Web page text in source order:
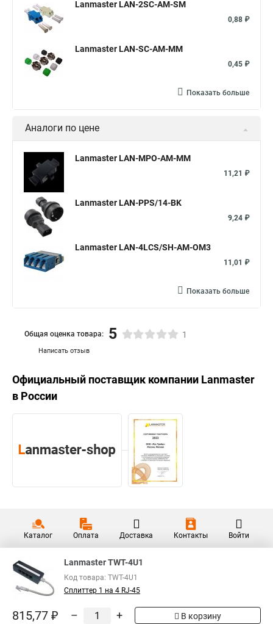
Lanmaster LAN-2SC-AM-SM
0,88 ₽
Lanmaster LAN-SC-AM-MM
0,45 ₽
Показать больше
Аналоги по цене
Lanmaster LAN-MPO-AM-MM
11,21 ₽
Lanmaster LAN-PPS/14-BK
9,24 ₽
Lanmaster LAN-4LCS/SH-AM-OM3
11,01 ₽
Показать больше
Написать отзыв
Общая оценка товара: 5 1
Официальный поставщик компании Lanmaster
в России
Каталог Оплата Доставка Контакты Войти
Lanmaster TWT-4U1
Код товара: TWT-4U1
Сплиттер 1 на 4 RJ-45
815,77 ₽ – + В корзину